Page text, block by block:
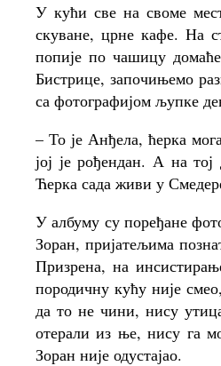
У кући све на своме
скуване, црне кафе. На
попије по чашицу
Бистрице, започињемо
са фотографијом љупке
– То је Анђела, ћерка
јој је рођендан. А на
Ћерка сада живи у
У албуму су поређане
Зоран, пријатељима
Призрена, на
породичну кућу није
да то не чини, нису
отерали из ње, нису га
Зоран није одустајао.